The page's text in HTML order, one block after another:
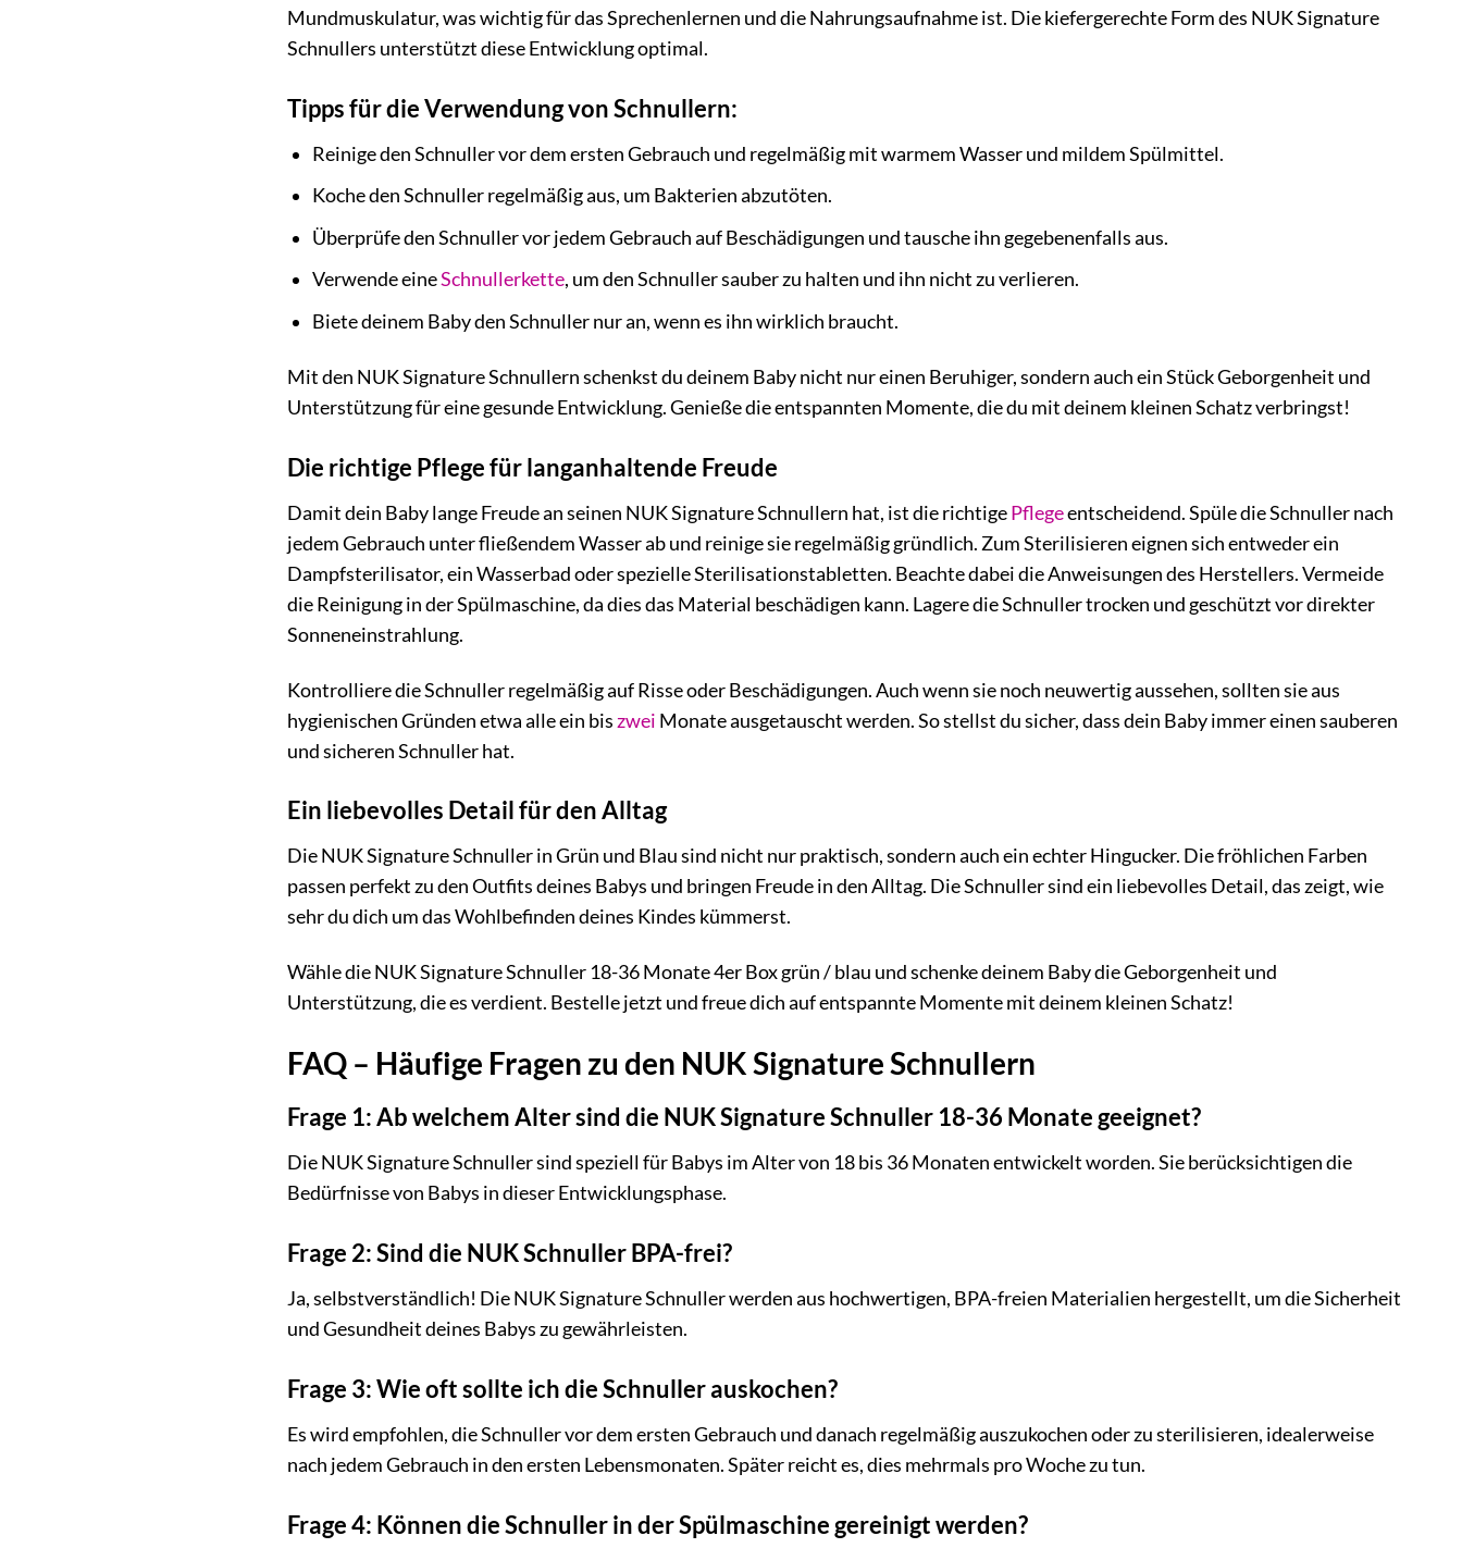
Mundmuskulatur, was wichtig für das Sprechenlernen und die Nahrungsaufnahme ist. Die kiefergerechte Form des NUK Signature
Schnullers unterstützt diese Entwicklung optimal.
Tipps für die Verwendung von Schnullern:
Reinige den Schnuller vor dem ersten Gebrauch und regelmäßig mit warmem Wasser und mildem Spülmittel.
Koche den Schnuller regelmäßig aus, um Bakterien abzutöten.
Überprüfe den Schnuller vor jedem Gebrauch auf Beschädigungen und tausche ihn gegebenenfalls aus.
Verwende eineSchnullerkette, um den Schnuller sauber zu halten und ihn nicht zu verlieren.
Biete deinem Baby den Schnuller nur an, wenn es ihn wirklich braucht.
Mit den NUK Signature Schnullern schenkst du deinem Baby nicht nur einen Beruhiger, sondern auch ein Stück Geborgenheit und
Unterstützung für eine gesunde Entwicklung. Genieße die entspannten Momente, die du mit deinem kleinen Schatz verbringst!
Die richtige Pflege für langanhaltende Freude
Damit dein Baby lange Freude an seinen NUK Signature Schnullern hat, ist die richtigePflegeentscheidend. Spüle die Schnuller nach
jedem Gebrauch unter fließendem Wasser ab und reinige sie regelmäßig gründlich. Zum Sterilisieren eignen sich entweder ein
Dampfsterilisator, ein Wasserbad oder spezielle Sterilisationstabletten. Beachte dabei die Anweisungen des Herstellers. Vermeide
die Reinigung in der Spülmaschine, da dies das Material beschädigen kann. Lagere die Schnuller trocken und geschützt vor direkter
Sonneneinstrahlung.
Kontrolliere die Schnuller regelmäßig auf Risse oder Beschädigungen. Auch wenn sie noch neuwertig aussehen, sollten sie aus
hygienischen Gründen etwa alle ein biszwei Monate ausgetauscht werden. So stellst du sicher, dass dein Baby immer einen sauberen
und sicheren Schnuller hat.
Ein liebevolles Detail für den Alltag
Die NUK Signature Schnuller in Grün und Blau sind nicht nur praktisch, sondern auch ein echter Hingucker. Die fröhlichen Farben
passen perfekt zu den Outfits deines Babys und bringen Freude in den Alltag. Die Schnuller sind ein liebevolles Detail, das zeigt, wie
sehr du dich um das Wohlbefinden deines Kindes kümmerst.
Wähle die NUK Signature Schnuller 18-36 Monate 4er Box grün / blau und schenke deinem Baby die Geborgenheit und
Unterstützung, die es verdient. Bestelle jetzt und freue dich auf entspannte Momente mit deinem kleinen Schatz!
FAQ – Häufige Fragen zu den NUK Signature Schnullern
Frage 1: Ab welchem Alter sind die NUK Signature Schnuller 18-36 Monate geeignet?
Die NUK Signature Schnuller sind speziell für Babys im Alter von 18 bis 36 Monaten entwickelt worden. Sie berücksichtigen die
Bedürfnisse von Babys in dieser Entwicklungsphase.
Frage 2: Sind die NUK Schnuller BPA-frei?
Ja, selbstverständlich! Die NUK Signature Schnuller werden aus hochwertigen, BPA-freien Materialien hergestellt, um die Sicherheit
und Gesundheit deines Babys zu gewährleisten.
Frage 3: Wie oft sollte ich die Schnuller auskochen?
Es wird empfohlen, die Schnuller vor dem ersten Gebrauch und danach regelmäßig auszukochen oder zu sterilisieren, idealerweise
nach jedem Gebrauch in den ersten Lebensmonaten. Später reicht es, dies mehrmals pro Woche zu tun.
Frage 4: Können die Schnuller in der Spülmaschine gereinigt werden?